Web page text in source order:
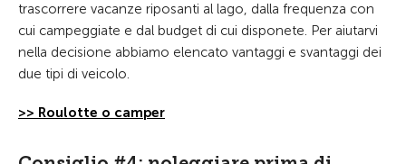
trascorrere vacanze riposanti al lago, dalla frequenza con
cui campeggiate e dal budget di cui disponete. Per aiutarvi
nella decisione abbiamo elencato vantaggi e svantaggi dei
due tipi di veicolo.
>> Roulotte o camper